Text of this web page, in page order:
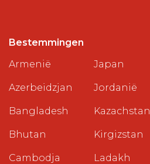
Bestemmingen
Armenië
Azerbeidzjan
Bangladesh
Bhutan
Cambodja
Japan
Jordanië
Kazachstan
Kirgizstan
Ladakh